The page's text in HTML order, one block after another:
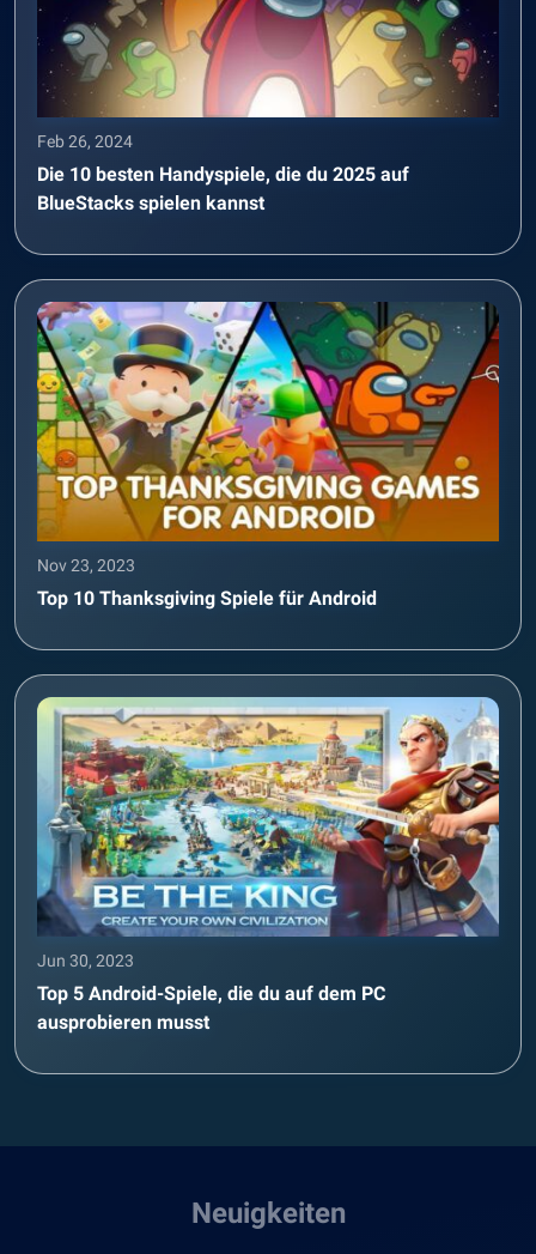
Feb 26, 2024
Die 10 besten Handyspiele, die du 2025 auf
BlueStacks spielen kannst
Nov 23, 2023
Top 10 Thanksgiving Spiele für Android
Jun 30, 2023
Top 5 Android-Spiele, die du auf dem PC
ausprobieren musst
Neuigkeiten